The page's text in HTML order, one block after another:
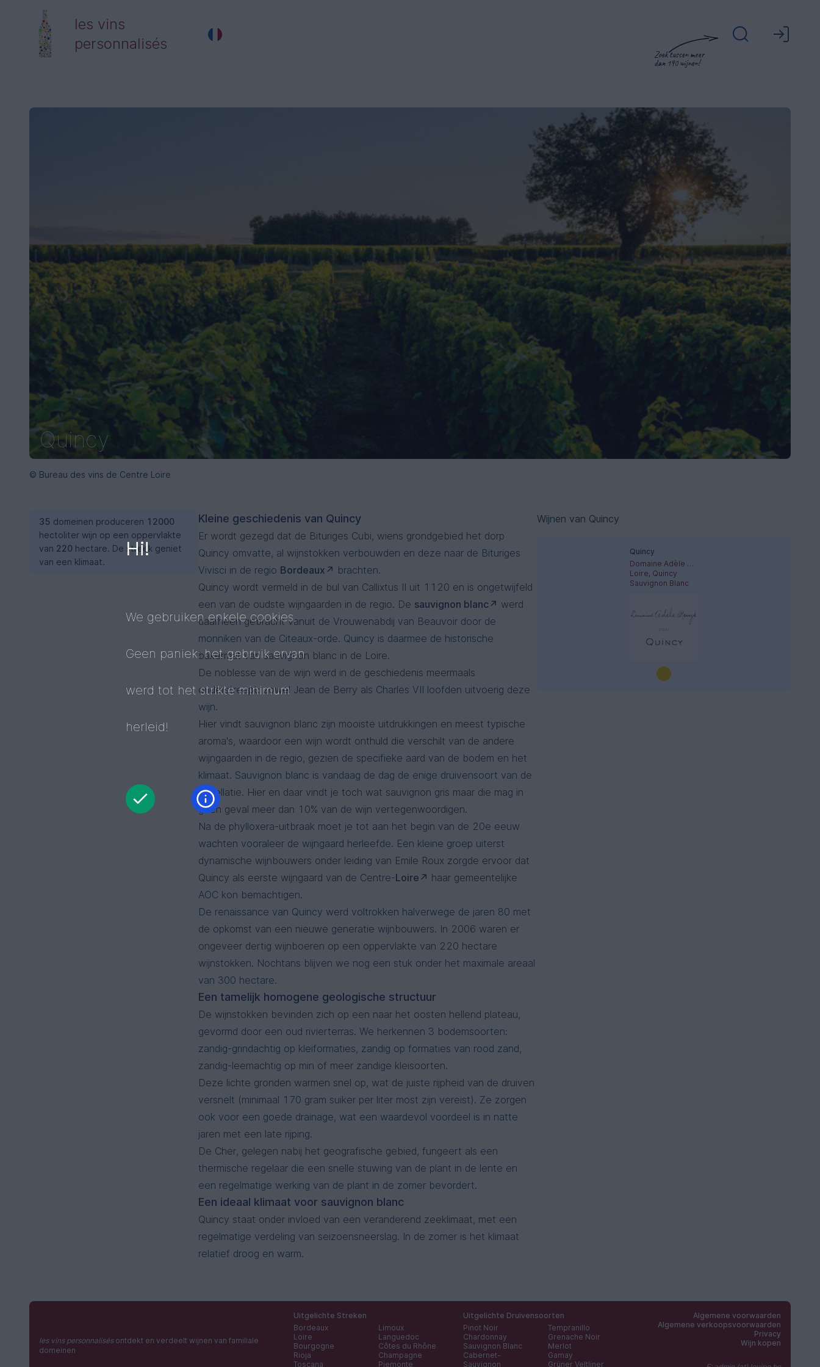
les vins
personnalisés
Zoek tussen meer
dan 190 wijnen!
Quincy
© Bureau des vins de Centre Loire
35 domeinen produceren 12000
hectoliter wijn op een oppervlakte
van 220 hectare. De streek geniet
van een klimaat.
Kleine geschiedenis van Quincy
Er wordt gezegd dat de Bituriges Cubi, wiens grondgebied het dorp
Quincy omvatte, al wijnstokken verbouwden en deze naar de Bituriges
Vivisci in de regio Bordeaux
brachten.
Quincy wordt vermeld in de bul van Callixtus II uit 1120 en is ongetwijfeld
een van de oudste wijngaarden in de regio. De sauvignon blanc
werd
daarheen gebracht vanuit de Vrouwenabdij van Beauvoir door de
monniken van de Citeaux-orde. Quincy is daarmee de historische
bakermat van sauvignon blanc in de Loire.
De noblesse van de wijn werd in de geschiedenis meermaals
onderstreept: zowel Jean de Berry als Charles VII loofden uitvoerig deze
wijn.
Hier vindt sauvignon blanc zijn mooiste uitdrukkingen en meest typische
aroma's, waardoor een wijn wordt onthuld die verschilt van de andere
wijngaarden in de regio, gezien de specifieke aard van de bodem en het
klimaat. Sauvignon blanc is vandaag de dag de enige druivensoort van de
appellatie. Hier en daar vindt je toch wat sauvignon gris maar die mag in
geen geval meer dan 10% van de wijn vertegenwoordigen.
Na de phylloxera-uitbraak moet je tot aan het begin van de 20e eeuw
wachten vooraleer de wijngaard herleefde. Een kleine groep uiterst
dynamische wijnbouwers onder leiding van Emile Roux zorgde ervoor dat
Quincy als eerste wijngaard van de Centre-Loire
haar gemeentelijke
AOC kon bemachtigen.
De renaissance van Quincy werd voltrokken halverwege de jaren 80 met
de opkomst van een nieuwe generatie wijnbouwers. In 2006 waren er
ongeveer dertig wijnboeren op een oppervlakte van 220 hectare
wijnstokken. Nochtans blijven we nog een stuk onder het maximale areaal
van 300 hectare.
Een tamelijk homogene geologische structuur
De wijnstokken bevinden zich op een naar het oosten hellend plateau,
gevormd door een oud rivierterras. We herkennen 3 bodemsoorten:
zandig-grindachtig op kleiformaties, zandig op formaties van rood zand,
zandig-leemachtig op min of meer zandige kleisoorten.
Deze lichte gronden warmen snel op, wat de juiste rijpheid van de druiven
versnelt (minimaal 170 gram suiker per liter most zijn vereist). Ze zorgen
ook voor een goede drainage, wat een waardevol voordeel is in natte
jaren met een late rijping.
De Cher, gelegen nabij het geografische gebied, fungeert als een
thermische regelaar die een snelle stuwing van de plant in de lente en
een regelmatige werking van de plant in de zomer bevordert.
Een ideaal klimaat voor sauvignon blanc
Quincy staat onder invloed van een veranderend zeeklimaat, met een
regelmatige verdeling van seizoensneerslag. In de zomer is het klimaat
relatief droog en warm.
Wijnen van Quincy
Quincy
Domaine Adèle Rouzé
Loire, Quincy
Sauvignon Blanc
les vins personnalisésontdekt en verdeelt wijnen van familiale
domeinen
Uitgelichte Streken
Bordeaux
Loire
Bourgogne
Rioja
Toscana
Limoux
Languedoc
Côtes du Rhône
Champagne
Piemonte
Uitgelichte Druivensoorten
Pinot Noir
Chardonnay
Sauvignon Blanc
Cabernet-
Sauvignon
Tempranillo
Grenache Noir
Merlot
Gamay
Grüner Veltliner
Algemene voorwaarden
Algemene verkoopsvoorwaarden
Privacy
Wijn kopen
Hi!
We gebruiken enkele cookies.
Geen paniek: het gebruik ervan
werd tot het strikte minimum
herleid!